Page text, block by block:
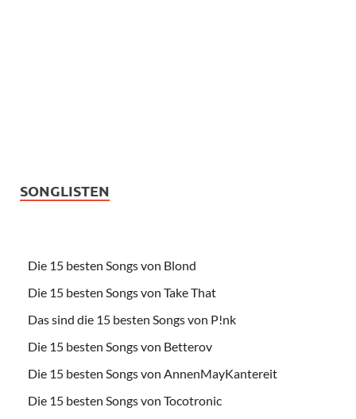
SONGLISTEN
Die 15 besten Songs von Blond
Die 15 besten Songs von Take That
Das sind die 15 besten Songs von P!nk
Die 15 besten Songs von Betterov
Die 15 besten Songs von AnnenMayKantereit
Die 15 besten Songs von Tocotronic